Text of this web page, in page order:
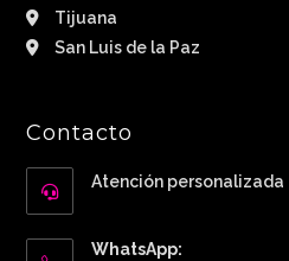
Tijuana
San Luis de la Paz
Contacto
Atención personalizada
WhatsApp: